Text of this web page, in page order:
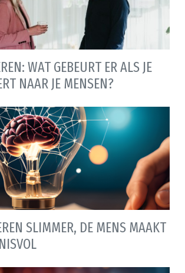
WAT GEBEURT ER ALS JE
NAAR JE MENSEN?
SLIMMER, DE MENS MAAKT